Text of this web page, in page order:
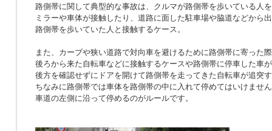
路側帯に関して典型的な事故は、クルマが路側帯を歩いている人
ミラーや車体が接触したり、道路に面した駐車場や脇道などから
路側帯を歩いていた人と接触するケース。
また、カーブや狭い道路で対向車を避けるために路側帯に寄った
後ろから来た自転車などに接触するケースや路側帯に停車した車
後方を確認せずにドアを開けて路側帯を走ってきた自転車が追突
ちなみに路側帯では車体を路側帯の中に入れて停めてはいけませ
車道の左側に沿って停めるのがルールです。